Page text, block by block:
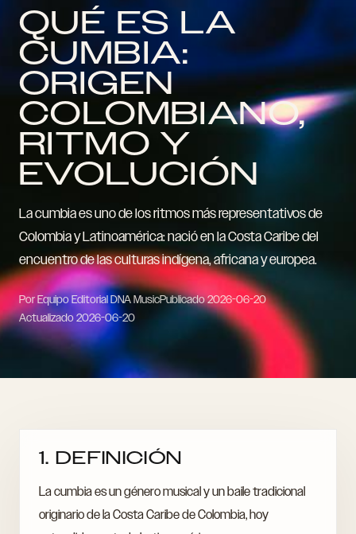
QUÉ ES LA
CUMBIA:
ORIGEN
COLOMBIANO,
RITMO Y
EVOLUCIÓN
La cumbia es uno de los ritmos más representativos de
Colombia y Latinoamérica: nació en la Costa Caribe del
encuentro de las culturas indígena, africana y europea.
Por Equipo Editorial DNA MusicPublicado2026-06-20
Actualizado2026-06-20
1. DEFINICIÓN
La cumbia es un género musical y un baile tradicional
originario de la Costa Caribe de Colombia, hoy